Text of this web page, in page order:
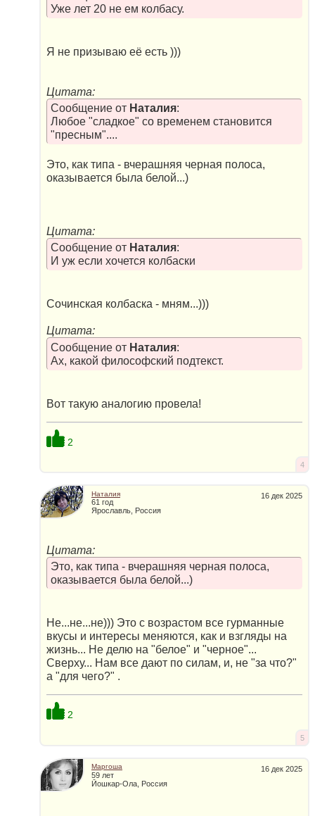
Уже лет 20 не ем колбасу.
Я не призываю её есть )))
Цитата:
Сообщение от Наталия:
Любое "сладкое" со временем становится
"пресным"....
Это, как типа - вчерашняя черная полоса,
оказывается была белой...)
Цитата:
Сообщение от Наталия:
И уж если хочется колбаски
Сочинская колбаска - мням...)))
Цитата:
Сообщение от Наталия:
Ах, какой философский подтекст.
Вот такую аналогию провела!
2
4
16 дек 2025
Наталия
61 год
Ярославль, Россия
Цитата:
Это, как типа - вчерашняя черная полоса,
оказывается была белой...)
Не...не...не))) Это с возрастом все гурманные
вкусы и интересы меняются, как и взгляды на
жизнь... Не делю на "белое" и "черное"...
Сверху... Нам все дают по силам, и, не "за что?"
а "для чего?" .
2
5
16 дек 2025
Маргоша
59 лет
Йошкар-Ола, Россия